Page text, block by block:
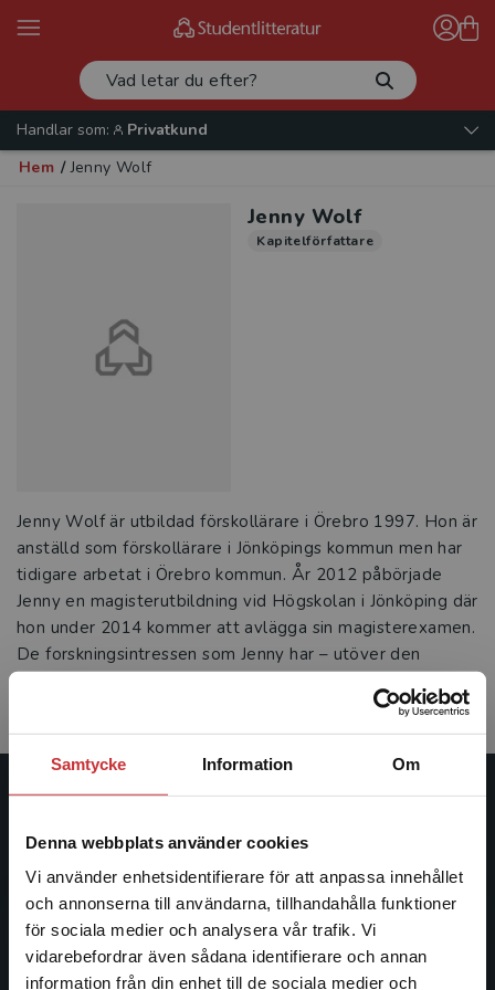
Samtycke Information Om
Denna webbplats använder cookies
Vi använder enhetsidentifierare för att anpassa innehållet
och annonserna till användarna, tillhandahålla funktioner
för sociala medier och analysera vår trafik. Vi
vidarebefordrar även sådana identifierare och annan
information från din enhet till de sociala medier och
Begränsad fraktregion
Handlar som:
Privatkund
Hem / Jenny Wolf
Jenny Wolf
Kapitelförfattare
Jenny Wolf är utbildad förskollärare i Örebro 1997. Hon är
anställd som förskollärare i Jönköpings kommun men har
tidigare arbetat i Örebro kommun. År 2012 påbörjade
Jenny en magisterutbildning vid Högskolan i Jönköping där
hon under 2014 kommer att avlägga sin magisterexamen.
De forskningsintressen som Jenny har – utöver den
ledande utbildningsförlag. Med läromedel, kurslitteratur,
facklitteratur, utbildningar och digitala
informationstjänster i utbudet, finns Studentlitteratur med
längs hela kunskapsresan.